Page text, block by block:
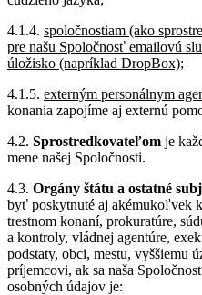
4.1.4. spoločnostiam (ako
pre našu Spoločnosť emailovú
úložisko (napríklad DropBox);
4.1.5. externým personálnym
konania zapojíme aj externú
4.2. Sprostredkovateľom je
mene našej Spoločnosti.
4.3. Orgány štátu a ostatné
byť poskytnuté aj akémukoľvek
trestnom konaní, prokuratúre,
a kontroly, vládnej agentúre,
podstaty, obci, mestu, vyššiemu
príjemcovi, ak sa naša
osobných údajov je: